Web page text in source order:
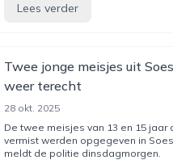
Lees verder
Twee jonge meisjes uit
weer terecht
28 okt. 2025
De twee meisjes van 13 en 15
vermist werden opgegeven in
meldt de politie dinsdagmorgen.